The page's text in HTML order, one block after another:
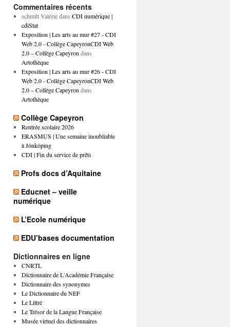
Commentaires récents
schmitt Valériedans CDI numérique |
cdiStat
Exposition | Les arts au mur #27 - CDI
Web 2.0 - Collège CapeyronCDI Web
2.0 – Collège Capeyron dans
Artothèque
Exposition | Les arts au mur #26 - CDI
Web 2.0 - Collège CapeyronCDI Web
2.0 – Collège Capeyron dans
Artothèque
Collège Capeyron
Rentrée scolaire 2026
ERASMUS | Une semaine inoubliable
à Jönköping
CDI | Fin du service de prêts
Profs docs d’Aquitaine
Educnet – veille
numérique
L’Ecole numérique
EDU’bases documentation
Dictionnaires en ligne
CNRTL
Dictionnaire de L'Académie Française
Dictionnaire des synonymes
Le Dictionnaire du NEF
Le Littré
Le Trésor de la Langue Française
Musée virtuel des dictionnaires